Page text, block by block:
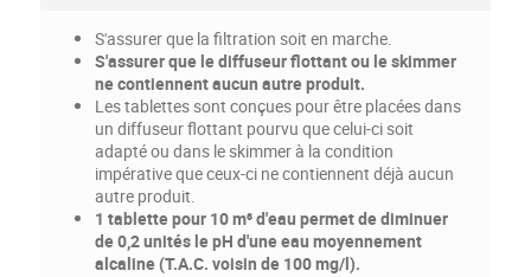
S'assurer que la filtration soit en marche.
S'assurer que le diffuseur flottant ou le skimmer
ne contiennent aucun autre produit.
Les tablettes sont conçues pour être placées dans
un diffuseur flottant pourvu que celui-ci soit
adapté ou dans le skimmer à la condition
impérative que ceux-ci ne contiennent déjà aucun
autre produit.
1 tablette pour 10 m³ d'eau permet de diminuer
de 0,2 unités le pH d'une eau moyennement
alcaline (T.A.C. voisin de 100 mg/l).